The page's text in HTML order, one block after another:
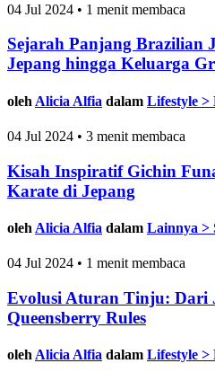
04 Jul 2024 • 1 menit membaca
Sejarah Panjang Brazilian
Jepang hingga Keluarga
oleh Alicia Alfia dalam Lifestyle >
04 Jul 2024 • 3 menit membaca
Kisah Inspiratif Gichin
Karate di Jepang
oleh Alicia Alfia dalam Lainnya >
04 Jul 2024 • 1 menit membaca
Evolusi Aturan Tinju: Dari
Queensberry Rules
oleh Alicia Alfia dalam Lifestyle >